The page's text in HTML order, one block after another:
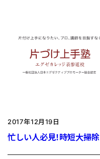
2017年12月19日
忙しい人必見！時短大掃除